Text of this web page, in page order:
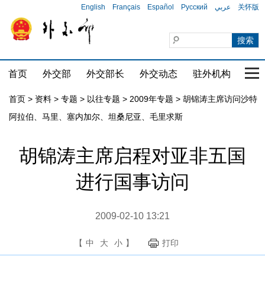
English Français Español Русский عربي 关怀版
首页 外交部 外交部长 外交动态 驻外机构 国
首页 > 资料 > 专题 > 以往专题 > 2009年专题 > 胡锦涛主席访问沙特
阿拉伯、马里、塞内加尔、坦桑尼亚、毛里求斯
胡锦涛主席启程对亚非五国
进行国事访问
2009-02-10 13:21
【 中 大 小 】 打印